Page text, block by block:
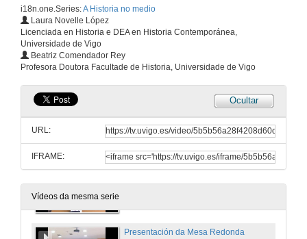
i18n.one.Series:A Historia no medio
Laura Novelle López
Licenciada en Historia e DEA en Historia Contemporánea,
Universidade de Vigo
Beatriz Comendador Rey
Profesora Doutora Facultade de Historia, Universidade de Vigo
Ocultar
URL:
IFRAME:
Vídeos da mesma serie
7 de maio de 2012
7 de maio de 2012
Apertura da mesa redonda
7 de maio de 2012
Mesa redonda: Pasado, discurso e sociedade nos medios de masas
Presentación da Mesa Redonda